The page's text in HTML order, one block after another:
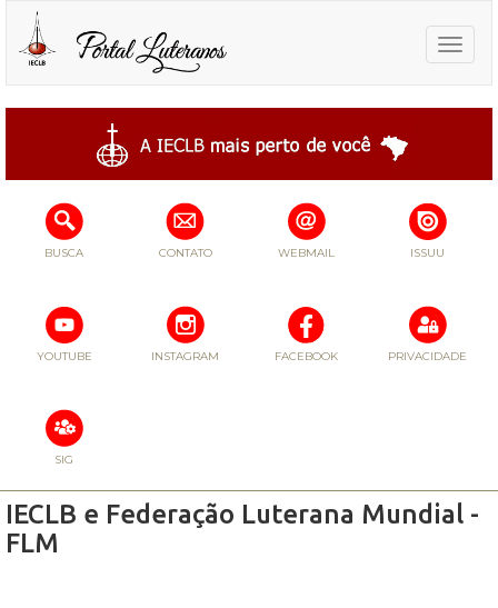
Toggle
BUSCA CONTATO WEBMAIL ISSUU
YOUTUBE INSTAGRAM FACEBOOK PRIVACIDADE
SIG
IECLB e Federação Luterana Mundial -
FLM